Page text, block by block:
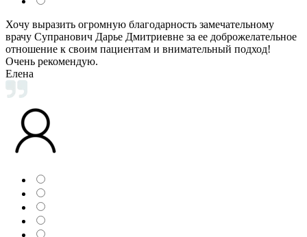
Хочу выразить огромную благодарность замечательному
врачу Супранович Дарье Дмитриевне за ее доброжелательное
отношение к своим пациентам и внимательный подход!
Очень рекомендую.
Елена